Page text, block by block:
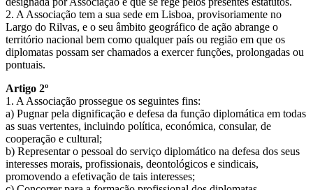
2. A Associação tem a sua sede em Lisboa, provisoriamente no
Largo do Rilvas, e o seu âmbito geográfico de ação abrange o
território nacional bem como qualquer país ou região em que os
diplomatas possam ser chamados a exercer funções, prolongadas ou
pontuais.
Artigo 2º
1. A Associação prossegue os seguintes fins:
a) Pugnar pela dignificação e defesa da função diplomática em todas
as suas vertentes, incluindo política, económica, consular, de
cooperação e cultural;
b) Representar o pessoal do serviço diplomático na defesa dos seus
interesses morais, profissionais, deontológicos e sindicais,
promovendo a efetivação de tais interesses;